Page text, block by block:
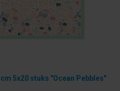
5x20 stuks "Ocean Pebbles"